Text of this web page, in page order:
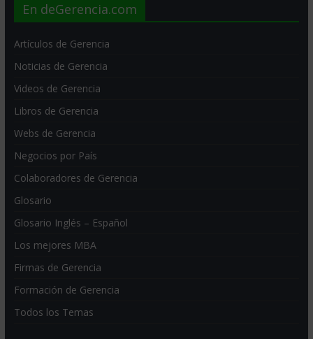
En deGerencia.com
Artículos de Gerencia
Noticias de Gerencia
Videos de Gerencia
Libros de Gerencia
Webs de Gerencia
Negocios por País
Colaboradores de Gerencia
Glosario
Glosario Inglés – Español
Los mejores MBA
Firmas de Gerencia
Formación de Gerencia
Todos los Temas